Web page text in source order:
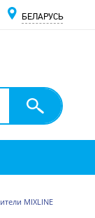
БЕЛАРУСЬ
MIXLINE